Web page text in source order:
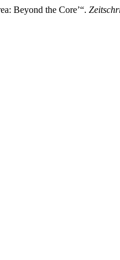
Beyond the Core’“.